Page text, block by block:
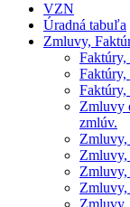
VZN
Úradná tabuľa
Zmluvy,
Zmluvy
zmlúv.
Zmluvy,
Zmluvy,
Zmluvy,
Zmluvy,